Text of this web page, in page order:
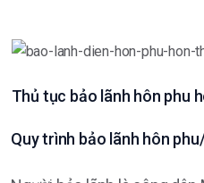
Thủ tục bảo lãnh hôn phu
Quy trình bảo lãnh hôn